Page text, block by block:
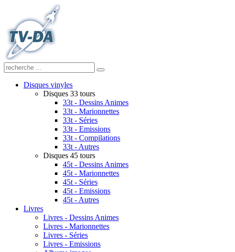
Disques vinyles
Disques 33 tours
33t - Dessins Animes
33t - Marionnettes
33t - Séries
33t - Emissions
33t - Compilations
33t - Autres
Disques 45 tours
45t - Dessins Animes
45t - Marionnettes
45t - Séries
45t - Emissions
45t - Autres
Livres
Livres - Dessins Animes
Livres - Marionnettes
Livres - Séries
Livres - Emissions